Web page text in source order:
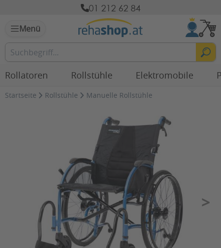
01 212 62 84
Menü
Rollatoren Rollstühle Elektromobile
Startseite Rollstühle Manuelle Rollstühle